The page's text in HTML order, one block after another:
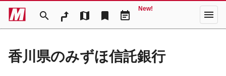
search map bookmark event_note
New! menu
香川県のみずほ信託銀行